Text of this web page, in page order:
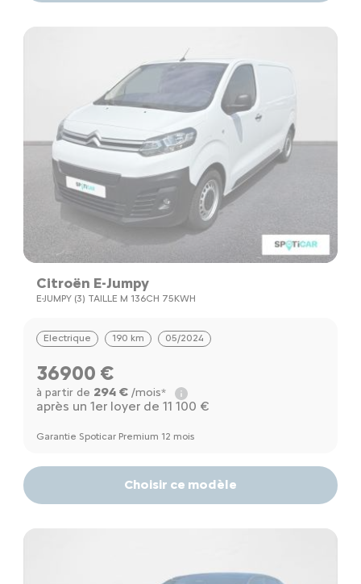
Citroën E-Jumpy
E-JUMPY (3) TAILLE M 136CH 75KWH
Electrique 190 km 05/2024
36900 €
à partir de 294 €/mois*
après un 1er loyer de 11 100 €
Garantie Spoticar Premium 12 mois
Choisir ce modèle